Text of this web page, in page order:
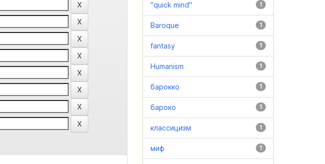
1
"quick mind"
1
Baroque
1
fantasy
1
Humanism
1
барокко
1
бароко
1
классицизм
1
миф